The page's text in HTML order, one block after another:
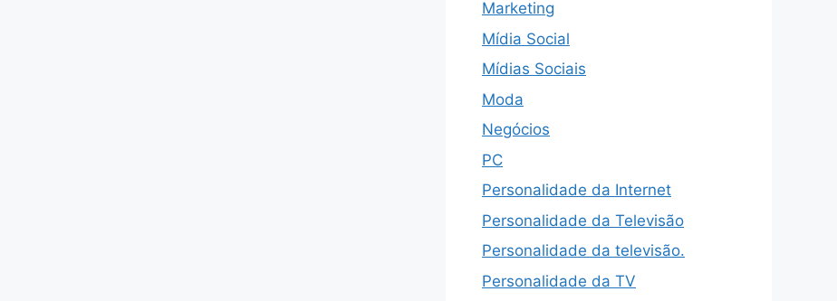
Marketing
Mídia Social
Mídias Sociais
Moda
Negócios
PC
Personalidade da Internet
Personalidade da Televisão
Personalidade da televisão.
Personalidade da TV